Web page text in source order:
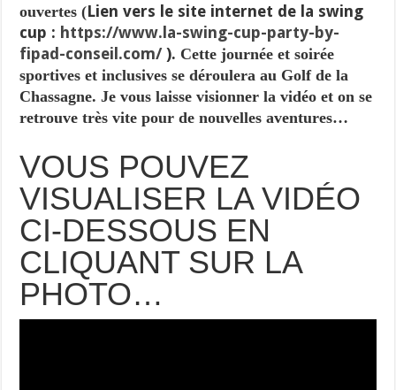
ouvertes (Lien vers le site internet de la swing
cup : https://www.la-swing-cup-party-by-
fipad-conseil.com/). Cette journée et soirée
sportives et inclusives se déroulera au Golf de la
Chassagne. Je vous laisse visionner la vidéo et on se
retrouve très vite pour de nouvelles aventures…
VOUS POUVEZ
VISUALISER LA VIDÉO
CI-DESSOUS EN
CLIQUANT SUR LA
PHOTO…